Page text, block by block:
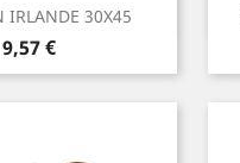
IRLANDE 30X45
Prix
9,57 €
rapide